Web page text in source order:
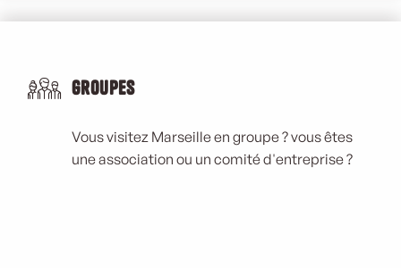
Groupes
Vous visitez Marseille en groupe ? vous êtes
une association ou un comité d'entreprise ?